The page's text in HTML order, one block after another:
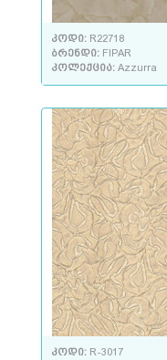
კოდი: R22718
ბრენდი: FIPAR
კოლექცია: Azzurra
კოდი: R-3017